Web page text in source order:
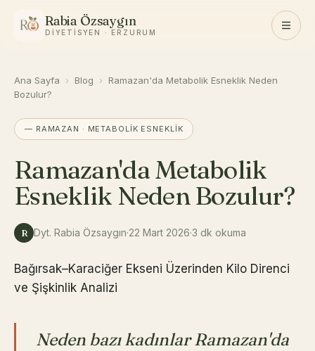
Rabia Özsaygın
DIYETISYEN · ERZURUM
Ana Sayfa › Blog ›
Ramazan'da Metabolik Esneklik Neden
Bozulur?
— RAMAZAN · METABOLIK ESNEKLIK
Ramazan'da Metabolik
Esneklik Neden Bozulur?
R Dyt. Rabia Özsaygın·22 Mart 2026·3 dk okuma
Bağırsak–Karaciğer Ekseni Üzerinden Kilo Direnci
ve Şişkinlik Analizi
Neden bazı kadınlar Ramazan'da